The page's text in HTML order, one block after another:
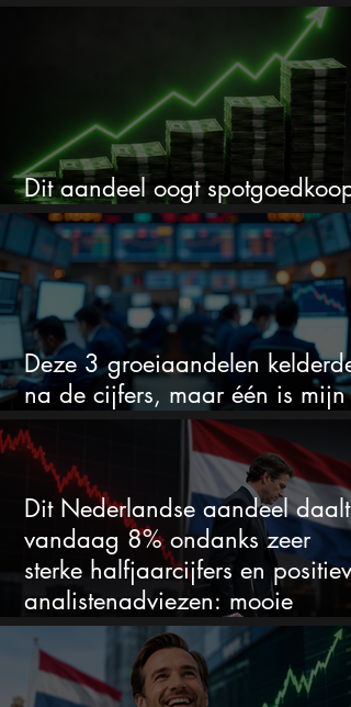
Dit aandeel oogt spotgoedkoop
voor hoeveel het kan stijgen
Deze 3 groeiaandelen
na de cijfers, maar één is mijn
duidelijke favoriet
Dit Nederlandse aandeel daalt
vandaag 8% ondanks zeer
sterke halfjaarcijfers en positieve
analistenadviezen: mooie
koopkans?